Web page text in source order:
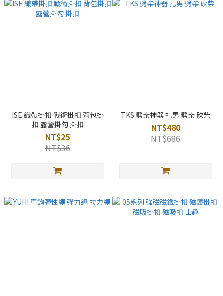
ISE 織帶掛扣 戰術掛扣 背包掛
扣 露營掛勾 掛扣
NT$25
NT$36
TKS 劈柴神器 扎男 劈柴 砍柴
NT$480
NT$686